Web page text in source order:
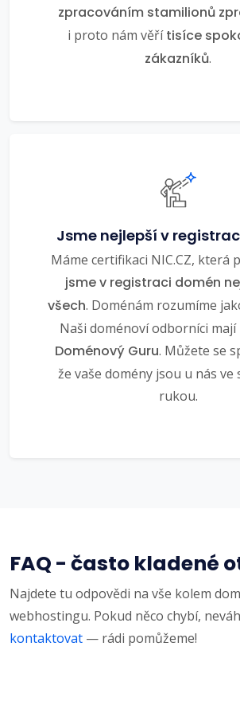
zpracováním stamilionů
i proto nám věřítisíce
zákazníků.
Jsme nejlepší v
Máme certifikaci NIC.CZ, která
jsme v registraci domén
všech. Doménám rozumíme
Naši doménoví odborníci mají
Doménový Guru. Můžete se
že vaše domény jsou u nás ve
rukou.
FAQ - často kladené
Najdete tu odpovědi na vše kolem
webhostingu. Pokud něco chybí,
kontaktovat — rádi pomůžeme!